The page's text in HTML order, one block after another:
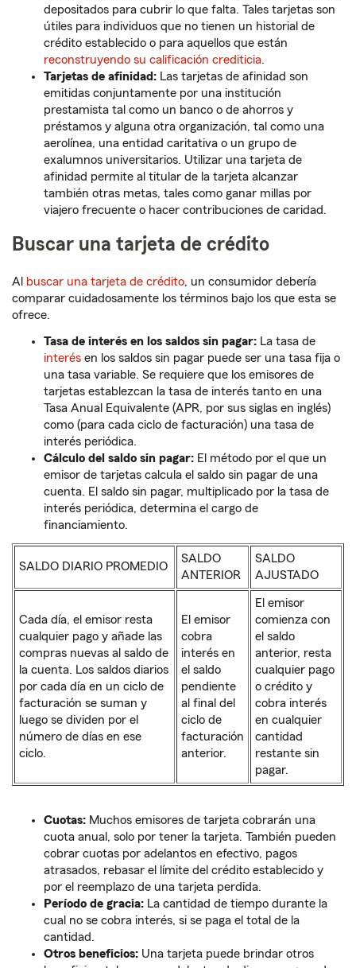
depositados para cubrir lo que falta. Tales tarjetas son
útiles para individuos que no tienen un historial de
crédito establecido o para aquellos que están
reconstruyendo su calificación crediticia.
Tarjetas de afinidad: Las tarjetas de afinidad son
emitidas conjuntamente por una institución
prestamista tal como un banco o de ahorros y
préstamos y alguna otra organización, tal como una
aerolínea, una entidad caritativa o un grupo de
exalumnos universitarios. Utilizar una tarjeta de
afinidad permite al titular de la tarjeta alcanzar
también otras metas, tales como ganar millas por
viajero frecuente o hacer contribuciones de caridad.
Buscar una tarjeta de crédito
Al buscar una tarjeta de crédito, un consumidor debería
comparar cuidadosamente los términos bajo los que esta se
ofrece.
Tasa de interés en los saldos sin pagar: La tasa de
interés en los saldos sin pagar puede ser una tasa fija o
una tasa variable. Se requiere que los emisores de
tarjetas establezcan la tasa de interés tanto en una
Tasa Anual Equivalente (APR, por sus siglas en inglés)
como (para cada ciclo de facturación) una tasa de
interés periódica.
Cálculo del saldo sin pagar: El método por el que un
emisor de tarjetas calcula el saldo sin pagar de una
cuenta. El saldo sin pagar, multiplicado por la tasa de
interés periódica, determina el cargo de
financiamiento.
SALDO DIARIO PROMEDIO
SALDO
ANTERIOR
SALDO
AJUSTADO
Cada día, el emisor resta
cualquier pago y añade las
compras nuevas al saldo de
la cuenta. Los saldos diarios
por cada día en un ciclo de
facturación se suman y
luego se dividen por el
número de días en ese
ciclo.
El emisor
cobra
interés en
el saldo
pendiente
al final del
ciclo de
facturación
anterior.
El emisor
comienza con
el saldo
anterior, resta
cualquier pago
o crédito y
cobra interés
en cualquier
cantidad
restante sin
pagar.
Cuotas: Muchos emisores de tarjeta cobrarán una
cuota anual, solo por tener la tarjeta. También pueden
cobrar cuotas por adelantos en efectivo, pagos
atrasados, rebasar el límite del crédito establecido y
por el reemplazo de una tarjeta perdida.
Período de gracia: La cantidad de tiempo durante la
cual no se cobra interés, si se paga el total de la
cantidad.
Otros beneficios: Una tarjeta puede brindar otros